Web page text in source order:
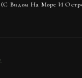
(с Видом На Море И